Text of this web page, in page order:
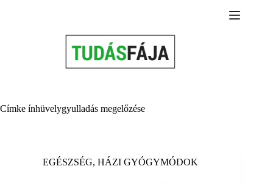
Címke ínhüvelygyulladás megelőzése
EGÉSZSÉG, HÁZI GYÓGYMÓDOK